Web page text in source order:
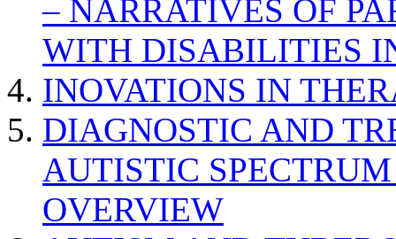
– NARRATIVES OF
WITH DISABILITIES
INOVATIONS IN
DIAGNOSTIC AND
AUTISTIC
OVERVIEW